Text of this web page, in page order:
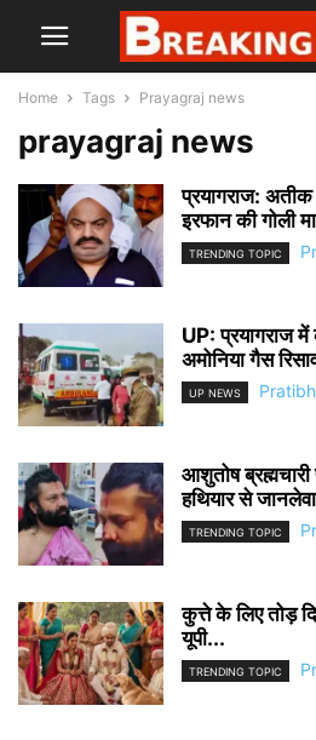
Home Tags Prayagraj news
prayagraj news
प्रयागराज:
इरफान की गोली
TRENDING TOPIC
UP: प्रयागराज में
अमोनिया गैस
UP NEWS
आशुतोष
हथियार से
TRENDING TOPIC
कुत्ते के लिए तोड़
यूपी...
TRENDING TOPIC